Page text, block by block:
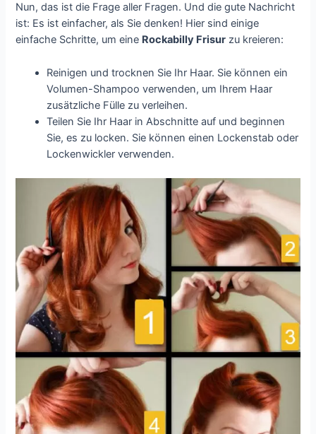
Nun, das ist die Frage aller Fragen. Und die gute Nachricht
ist: Es ist einfacher, als Sie denken! Hier sind einige
einfache Schritte, um eine Rockabilly Frisur zu kreieren:
Reinigen und trocknen Sie Ihr Haar. Sie können ein
Volumen-Shampoo verwenden, um Ihrem Haar
zusätzliche Fülle zu verleihen.
Teilen Sie Ihr Haar in Abschnitte auf und beginnen
Sie, es zu locken. Sie können einen Lockenstab oder
Lockenwickler verwenden.